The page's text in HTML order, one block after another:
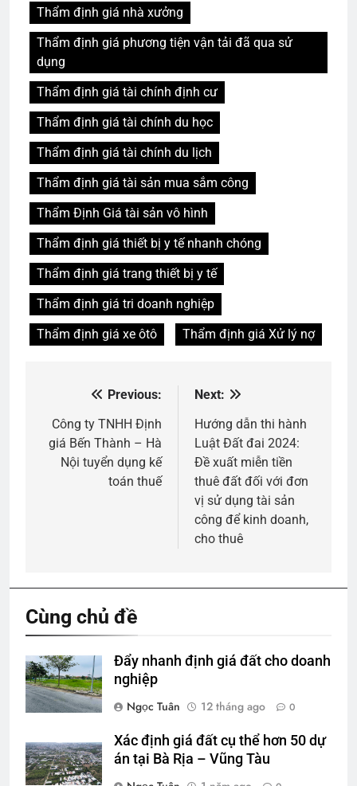
Thẩm định giá nhà xưởng
Thẩm định giá phương tiện vận tải đã qua sử
dụng
Thẩm định giá tài chính định cư
Thẩm định giá tài chính du học
Thẩm định giá tài chính du lịch
Thẩm định giá tài sản mua sắm công
Thẩm Định Giá tài sản vô hình
Thẩm định giá thiết bị y tế nhanh chóng
Thẩm định giá trang thiết bị y tế
Thẩm định giá tri doanh nghiệp
Thẩm định giá xe ôtô
Thẩm định giá Xử lý nợ
hướng
bài
Previous:
Công ty TNHH Định
giá Bến Thành – Hà
Nội tuyển dụng kế
toán thuế
Next:
Hướng dẫn thi hành
Luật Đất đai 2024:
Đề xuất miễn tiền
thuê đất đối với đơn
vị sử dụng tài sản
công để kinh doanh,
cho thuê
Cùng chủ đề
Đẩy nhanh định giá đất cho doanh
nghiệp
Ngọc Tuân
12 tháng ago 0
Xác định giá đất cụ thể hơn 50 dự
án tại Bà Rịa – Vũng Tàu